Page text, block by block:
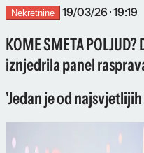
Nekretnine 19/03/26 · 19:19
KOME SMETA
iznjedrila panel
'Jedan je od